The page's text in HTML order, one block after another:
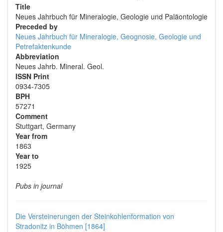
Title
Neues Jahrbuch für Mineralogie, Geologie und Paläontologie
Preceded by
Neues Jahrbuch für Mineralogie, Geognosie, Geologie und
Petrefaktenkunde
Abbreviation
Neues Jahrb. Mineral. Geol.
ISSN Print
0934-7305
BPH
57271
Comment
Stuttgart, Germany
Year from
1863
Year to
1925
Pubs in journal
Die Versteinerungen der Steinkohlenformation von
Stradonitz in Böhmen [1864]